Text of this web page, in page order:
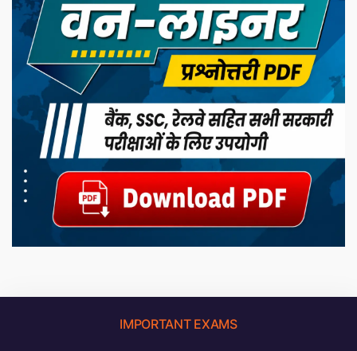
IMPORTANT EXAMS